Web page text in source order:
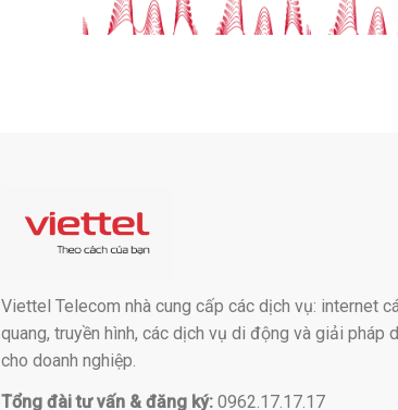
Viettel Telecom nhà cung cấp các dịch vụ: internet
quang, truyền hình, các dịch vụ di động và giải pháp
cho doanh nghiệp.
Tổng đài tư vấn & đăng ký: 0962.17.17.17